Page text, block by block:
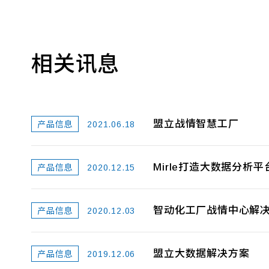
相关讯息
产品信息 2021.06.18 盟立战情智慧工厂
产品信息 2020.12.15 Mirle打造大数据分析平
产品信息 2020.12.03 智动化工厂战情中心解
产品信息 2019.12.06 盟立大数据解决方案